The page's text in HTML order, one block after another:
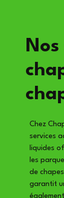
Chez
services
liquides
les
de
garantit